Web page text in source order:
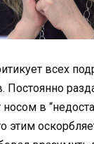
всех
Постоянно
в
этим